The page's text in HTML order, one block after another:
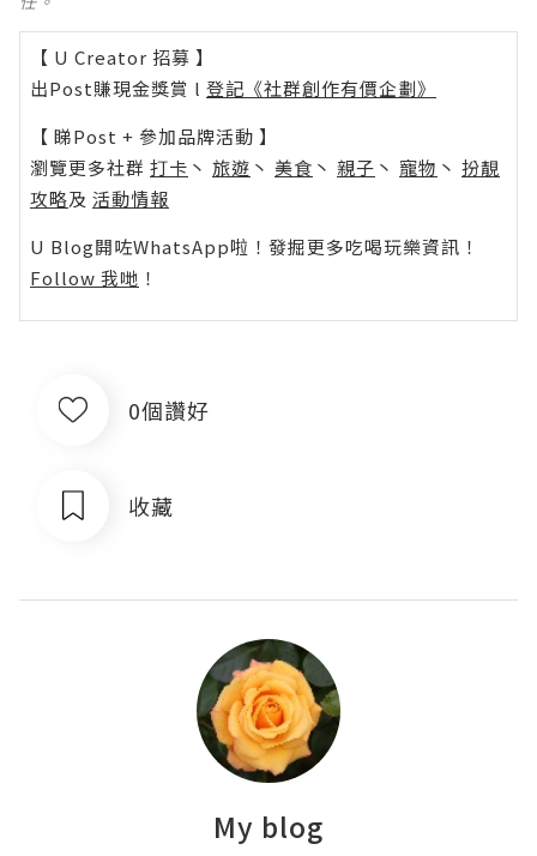
【 U Creator 招募 】
出Post賺現金獎賞 l 登記《社群創作有價企劃》
【 睇Post + 參加品牌活動 】
瀏覽更多社群 打卡 丶 旅遊 丶 美食 丶 親子 丶 寵物 丶 扮靚
攻略及 活動情報
U Blog開咗WhatsApp啦！發掘更多吃喝玩樂資訊！
Follow 我哋 ！
0個讚好
收藏
My blog